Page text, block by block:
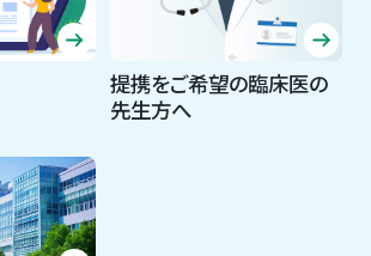
提携をご希望の臨床医の
先生方へ